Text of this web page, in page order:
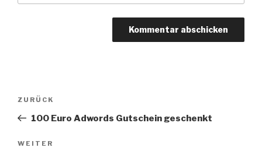
Beitragsnavigation
Vorheriger
Beitrag
ZURÜCK
100 Euro Adwords Gutschein geschenkt
Nächster
WEITER